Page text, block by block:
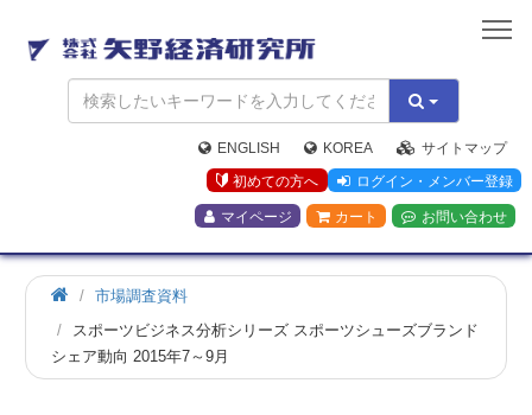
矢
野
経
済
研
究
所
ENGLISH KOREA
サイトマップ
初めての方へ
ログイン・メンバー登録
マイページ カート お問い合わせ
市場調査資料
スポーツビジネス分析シリーズ スポーツシューズブランド
シェア動向 2015年7～9月